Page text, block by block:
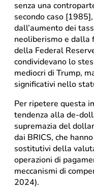
senza una
secondo caso
dall’aumento dei
neoliberismo e dalla
della Federal
condividevano lo
mediocri di Trump,
significativi nello
Per ripetere questa
tendenza alla de-
supremazia del
dai BRICS, che
sostitutivi della
operazioni di
meccanismi di
2024).